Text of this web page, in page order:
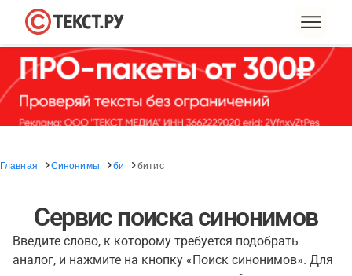
Главная Синонимы би битис
Сервис поиска синонимов
Введите слово, к которому требуется подобрать
аналог, и нажмите на кнопку «Поиск синонимов». Для